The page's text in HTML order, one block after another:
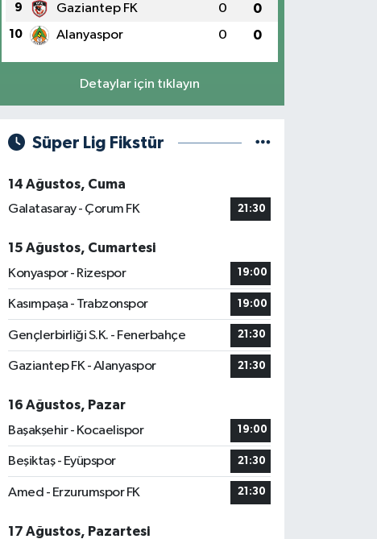
9 Gaziantep FK 0 0
10 Alanyaspor 0 0
Detaylar için tıklayın
Süper Lig Fikstür
14 Ağustos, Cuma
Galatasaray - Çorum FK
21:30
15 Ağustos, Cumartesi
Konyaspor - Rizespor
19:00
Kasımpaşa - Trabzonspor 19:00
Gençlerbirliği S.K. - Fenerbahçe 21:30
Gaziantep FK - Alanyaspor 21:30
16 Ağustos, Pazar
Başakşehir - Kocaelispor
19:00
Beşiktaş - Eyüpspor 21:30
Amed - Erzurumspor FK 21:30
17 Ağustos, Pazartesi